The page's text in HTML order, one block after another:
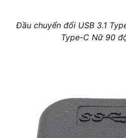
Đầu chuyển đổi USB 3.1
Type-C Nữ 90